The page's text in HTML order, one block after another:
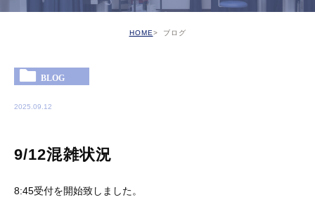
HOME ブログ
BLOG
2025.09.12
9/12混雑状況
8:45受付を開始致しました。